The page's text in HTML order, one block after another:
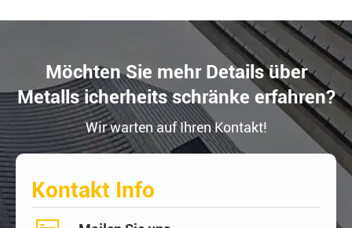
Möchten Sie mehr Details über
Metalls icherheits schränke erfahren?
Wir warten auf Ihren Kontakt!
Kontakt Info